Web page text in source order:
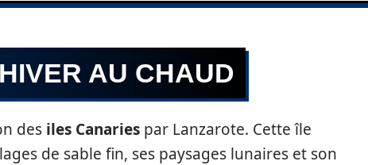
AU CHAUD
des iles Canaries par Lanzarote. Cette île
de sable fin, ses paysages lunaires et son